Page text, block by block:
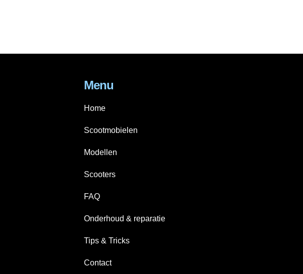
Menu
Home
Scootmobielen
Modellen
Scooters
FAQ
Onderhoud & reparatie
Tips & Tricks
Contact